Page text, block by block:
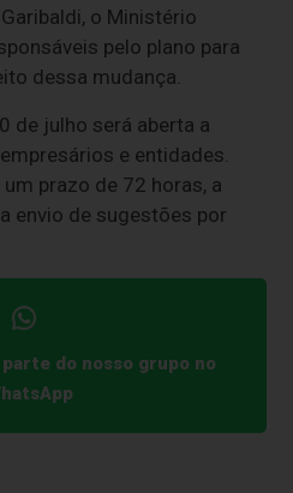
o Ministério
pelo plano para
dessa mudança.
de julho será aberta a
e entidades.
prazo de 72 horas, a
envio de sugestões por
do nosso grupo no